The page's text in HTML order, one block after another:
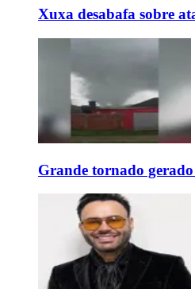
Xuxa desabafa sobre
Grande tornado